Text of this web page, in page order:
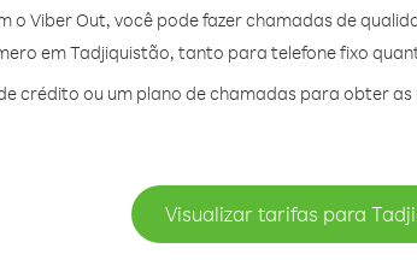
o Viber Out, você pode fazer chamadas de
em Tadjiquistão, tanto para telefone fixo
crédito ou um plano de chamadas para obter
Visualizar tarifas para